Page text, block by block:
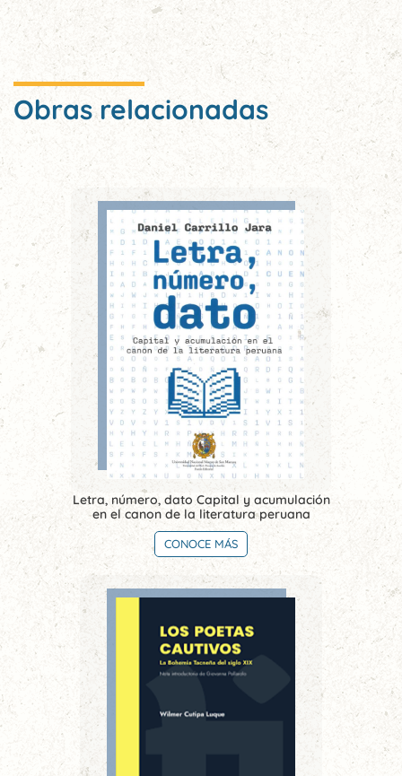
Obras relacionadas
Letra, número, dato Capital y acumulación
en el canon de la literatura peruana
CONOCE MÁS